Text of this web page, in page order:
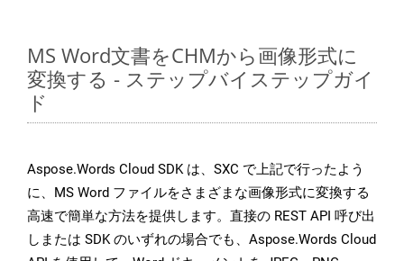
MS Word文書をCHMから画像形式に
変換する - ステップバイステップガイ
ド
Aspose.Words Cloud SDK は、SXC で上記で行ったよう
に、MS Word ファイルをさまざまな画像形式に変換する
高速で簡単な方法を提供します。直接の REST API 呼び出
しまたは SDK のいずれの場合でも、Aspose.Words Cloud